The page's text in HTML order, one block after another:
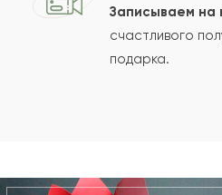
Записываем на
счастливого
подарка.